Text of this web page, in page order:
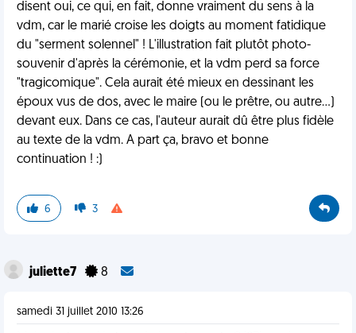
disent oui, ce qui, en fait, donne vraiment du sens à la
vdm, car le marié croise les doigts au moment fatidique
du "serment solennel" ! L'illustration fait plutôt photo-
souvenir d'après la cérémonie, et la vdm perd sa force
"tragicomique". Cela aurait été mieux en dessinant les
époux vus de dos, avec le maire (ou le prêtre, ou autre...)
devant eux. Dans ce cas, l'auteur aurait dû être plus fidèle
au texte de la vdm. A part ça, bravo et bonne
continuation ! :)
6 3
juliette7 8
samedi 31 juillet 2010 13:26